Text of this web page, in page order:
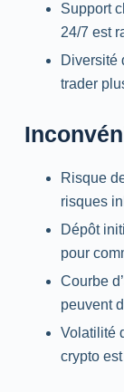
Support
24/7 est
Diversité
trader
Risque
risques
Dépôt
pour
Courbe
peuvent
Volatilité
crypto